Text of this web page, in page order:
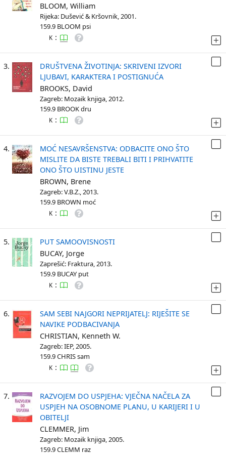
BLOOM, William
Rijeka: Dušević & Kršovnik, 2001.
159.9 BLOOM psi
K :
3.
DRUŠTVENA ŽIVOTINJA: SKRIVENI IZVORI
LJUBAVI, KARAKTERA I POSTIGNUĆA
BROOKS, David
Zagreb: Mozaik knjiga, 2012.
159.9 BROOK dru
K :
4.
MOĆ NESAVRŠENSTVA: ODBACITE ONO ŠTO
MISLITE DA BISTE TREBALI BITI I PRIHVATITE
ONO ŠTO UISTINU JESTE
BROWN, Brene
Zagreb: V.B.Z., 2013.
159.9 BROWN moć
K :
5.
PUT SAMOOVISNOSTI
BUCAY, Jorge
Zaprešić: Fraktura, 2013.
159.9 BUCAY put
K :
6.
SAM SEBI NAJGORI NEPRIJATELJ: RIJEŠITE SE
NAVIKE PODBACIVANJA
CHRISTIAN, Kenneth W.
Zagreb: IEP, 2005.
159.9 CHRIS sam
K :
7.
RAZVOJEM DO USPJEHA: VJEČNA NAČELA ZA
USPJEH NA OSOBNOME PLANU, U KARIJERI I U
OBITELJI
CLEMMER, Jim
Zagreb: Mozaik knjiga, 2005.
159.9 CLEMM raz